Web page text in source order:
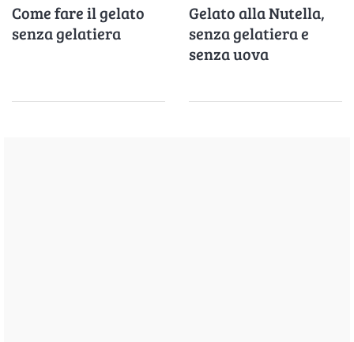
Come fare il gelato
senza gelatiera
Gelato alla Nutella,
senza gelatiera e
senza uova